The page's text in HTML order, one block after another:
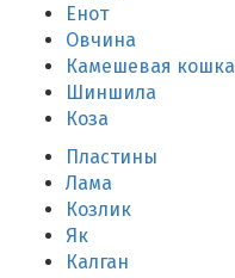
Енот
Овчина
Камешевая кошка
Шиншила
Коза
Пластины
Лама
Козлик
Як
Калган